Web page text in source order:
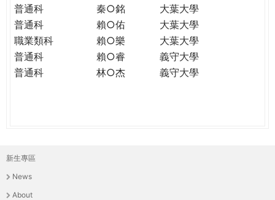
普通科
秦○銘
大葉大學
普通科
賴○佑
大葉大學
職業類科
賴○樂
大葉大學
普通科
賴○睿
義守大學
普通科
林○杰 義守大學
主
選
新生專區
News
About